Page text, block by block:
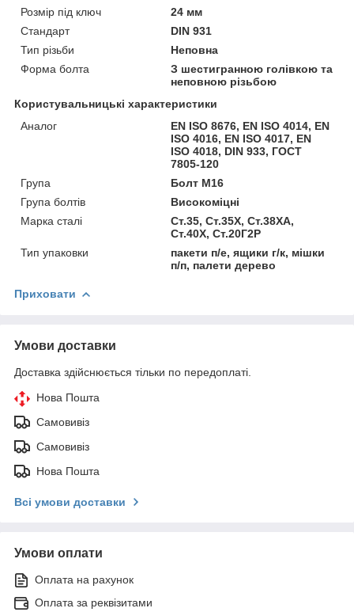
Розмір під ключ
24 мм
Стандарт
DIN 931
Тип різьби
Неповна
Форма болта
З шестигранною голівкою та
неповною різьбою
Користувальницькі характеристики
Аналог
EN ISO 8676, EN ISO 4014, EN
ISO 4016, EN ISO 4017, EN
ISO 4018, DIN 933, ГОСТ
7805-120
Група
Болт М16
Група болтів
Високоміцні
Марка сталі
Ст.35, Ст.35Х, Ст.38ХА,
Ст.40Х, Ст.20Г2Р
Тип упаковки
пакети п/е, ящики г/к, мішки
п/п, палети дерево
Приховати
Умови доставки
Доставка здійснюється тільки по передоплаті.
Нова Пошта
Самовивіз
Самовивіз
Нова Пошта
Всі умови доставки
Умови оплати
Оплата на рахунок
Оплата за реквізитами